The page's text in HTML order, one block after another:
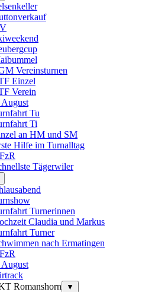
Vereinsturnen
Einzel
Verein
August
Tu
Ti
an HM und SM
Hilfe im Turnalltag
Tägerwiler
Turnerinnen
Claudia und Markus
Turner
nach Ermatingen
August
Romanshorn
▼